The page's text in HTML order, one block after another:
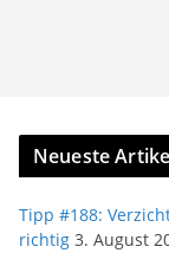
Neueste
Tipp #188:
richtig 3. August